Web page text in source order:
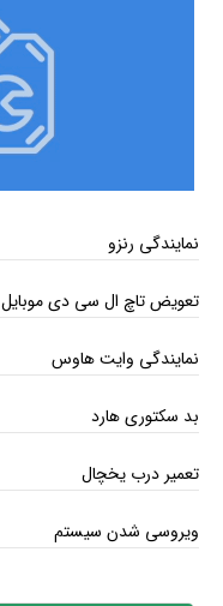
نمایندگی رنزو
تعویض تاچ ال سی دی موبایل
نمایندگی وایت هاوس
بد سکتوری هارد
تعمیر درب یخچال
ویروسی شدن سیستم